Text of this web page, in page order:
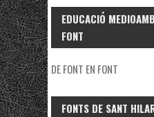
EDUCACIÓ
FONT
DE FONT EN FONT
FONTS DE SANT